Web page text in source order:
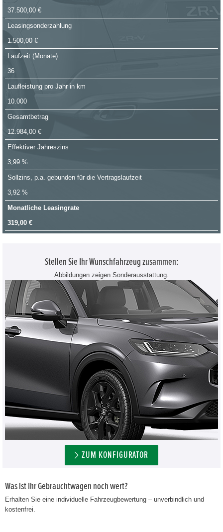
37.500,00 €
Leasingsonderzahlung
1.500,00 €
Laufzeit (Monate)
36
Laufleistung pro Jahr in km
10.000
Gesamtbetrag
12.984,00 €
Effektiver Jahreszins
3,99 %
Sollzins, p.a. gebunden für die Vertragslaufzeit
3,92 %
Monatliche Leasingrate
319,00 €
Stellen Sie Ihr Wunschfahrzeug zusammen:
Abbildungen zeigen Sonderausstattung.
ZUM KONFIGURATOR
Was ist Ihr Gebrauchtwagen noch wert?
Erhalten Sie eine individuelle Fahrzeugbewertung – unverbindlich und
kostenfrei.